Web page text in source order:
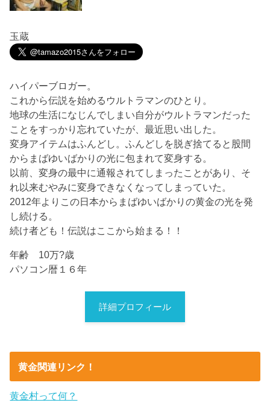
玉蔵
ハイパーブロガー。
これから伝説を始めるウルトラマンのひとり。
地球の生活になじんでしまい自分がウルトラマンだった
ことをすっかり忘れていたが、最近思い出した。
変身アイテムはふんどし。ふんどしを脱ぎ捨てると股間
からまばゆいばかりの光に包まれて変身する。
以前、変身の最中に通報されてしまったことがあり、そ
れ以来むやみに変身できなくなってしまっていた。
2012年よりこの日本からまばゆいばかりの黄金の光を発
し続ける。
続け者ども！伝説はここから始まる！！
年齢 10万?歳
パソコン暦１６年
詳細プロフィール
黄金関連リンク！
黄金村って何？